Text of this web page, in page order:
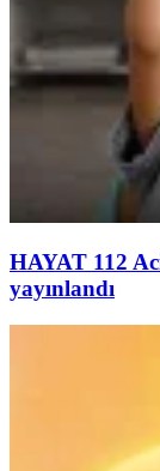
HAYAT 112
yayınlandı